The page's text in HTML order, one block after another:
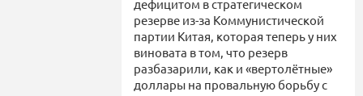
дефицитом в стратегическом
резерве из-за Коммунистической
партии Китая, которая теперь у них
виновата в том, что резерв
разбазарили, как и «вертолётные»
доллары на провальную борьбу с